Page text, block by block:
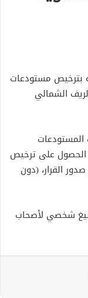
بترخيص مستودعات
الشمالي
المستودعات
من أجل الحصول على ترخيص
القرار، (دون
شخصي لأصحاب